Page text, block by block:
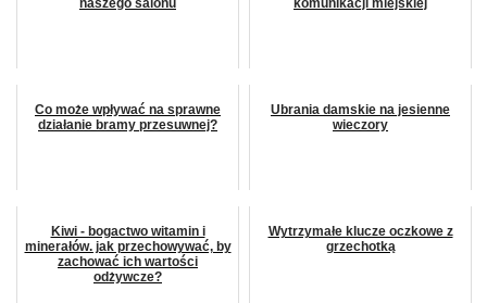
Co może wpływać na sprawne
działanie bramy przesuwnej?
Ubrania damskie na jesienne
wieczory
Kiwi - bogactwo witamin i
minerałów. jak przechowywać, by
zachować ich wartości
odżywcze?
Wytrzymałe klucze oczkowe z
grzechotką